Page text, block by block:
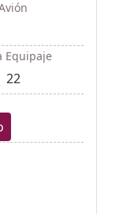
Equipaje
22